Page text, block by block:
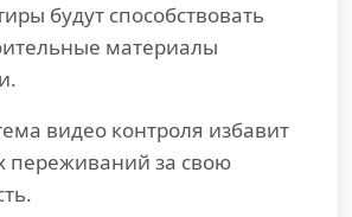
будут способствовать
материалы
видео контроля избавит
переживаний за свою